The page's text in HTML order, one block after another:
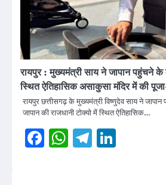
रायपुर : मुख्यमंत्री साय ने जापान पहुंचने
स्थित ऐतिहासिक असाकुसा मंदिर में की
रायपुर छत्तीसगढ़ के मुख्यमंत्री विष्णुदेव साय ने
जापान की राजधानी टोक्यो में स्थित ऐतिहासिक…
Facebook
WhatsApp
Telegram